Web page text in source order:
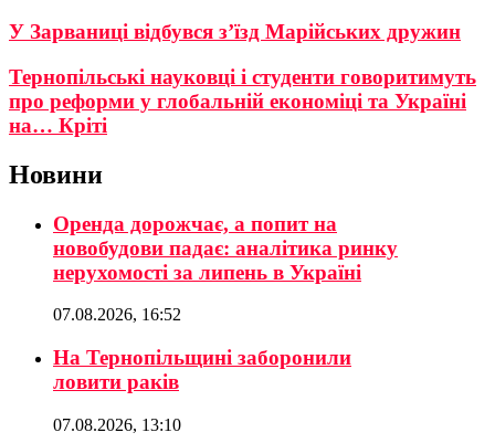
У Зарваниці відбувся з’їзд Марійських дружин
Тернопільські науковці і студенти говоритимуть
про реформи у глобальній економіці та Україні
на… Кріті
Новини
Оренда дорожчає, а попит на
новобудови падає: аналітика ринку
нерухомості за липень в Україні
07.08.2026, 16:52
На Тернопільщині заборонили
ловити раків
07.08.2026, 13:10